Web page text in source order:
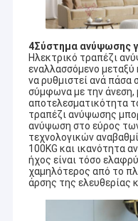
Σπίτι
Προϊόντα
Περίπου εμείς
4Σύστημα ανύψωσης
Ηλεκτρικό τραπέζι
εναλλασσόμενο μεταξύ
να ρυθμιστεί ανά πάσα
σύμφωνα με την άνεση,
αποτελεσματικότητα
τραπέζι ανύψωσης
ανύψωση στο εύρος
τεχνολογικών
100KG και ικανότητα
ήχος είναι τόσο
χαμηλότερος από το
άρσης της ελευθερίας
Βρίσκεται στην πόλη
INTERNATIONAL
ασφάλειας και